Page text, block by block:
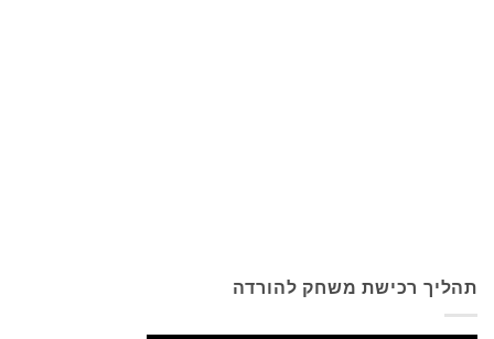
תהליך רכישת משחק להורדה